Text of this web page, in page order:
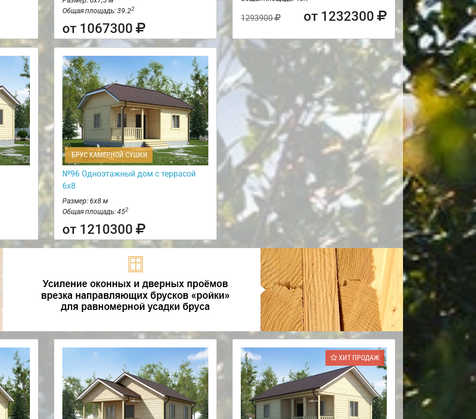
Общая площадь: 39.22
от 1067300
1293900 от 1232300
БРУС КАМЕРНОЙ СУШКИ
№96 Одноэтажный дом с террасой
6х8
Размер: 6х8 м
Общая площадь: 452
от 1210300
ХИТ ПРОДАЖ